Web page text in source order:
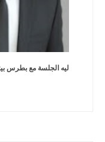
ليه الجلسة مع بطرس